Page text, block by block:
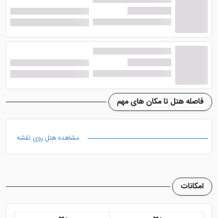
دبی
تنها دکوراسیون داخلی hotel dubai days-by-
wyndham، دلیل خوبی برای جلب رضایت کامل مهمانان در
این هتل محسوب می شود. اما با این حال هتل تمام سعی
خود را کرده تا از هر نظر، بتواند رضایت و رفاه مهمانان را
جلب کند. از این رو امکانات و خدمات عالی در این هتل
تعبیه شده که تضمین کننده رفاه و راحتی مهمانان می
البته اگر به همراه خانواده به دبی سفر کرده اید و خواستار
آپارتمان ستادیو م آرابیان پلازا دبی
دهید.
مناسبی برای اقامت در طول سفر به دبی می باشد. در ادامه به
فاصله هتل تا مکان های مهم
مشاهده هتل روی نقشه
امکانات